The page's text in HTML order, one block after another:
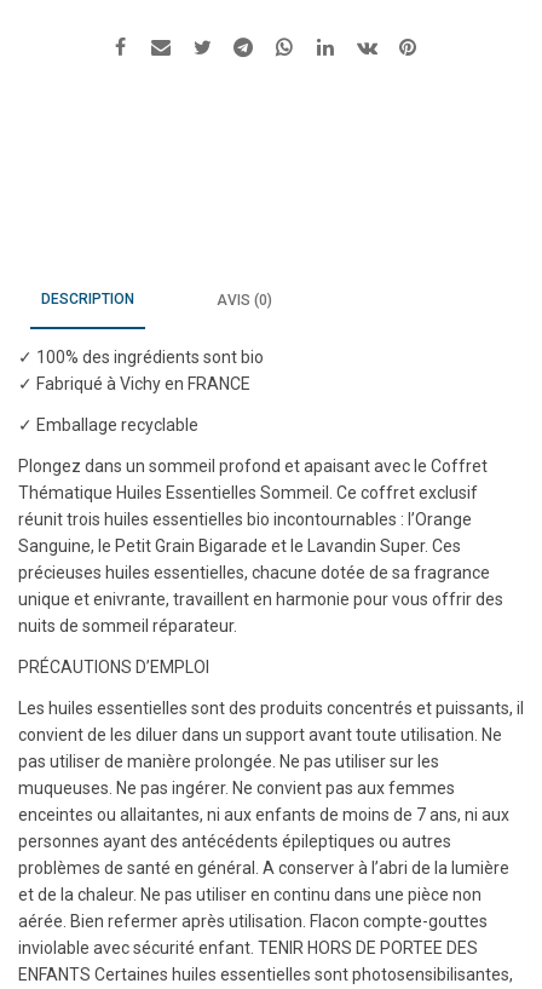
DESCRIPTION AVIS (0)
✓ 100% des ingrédients sont bio
✓ Fabriqué à Vichy en FRANCE
✓ Emballage recyclable
Plongez dans un sommeil profond et apaisant avec le Coffret
Thématique Huiles Essentielles Sommeil. Ce coffret exclusif
réunit trois huiles essentielles bio incontournables : l’Orange
Sanguine, le Petit Grain Bigarade et le Lavandin Super. Ces
précieuses huiles essentielles, chacune dotée de sa fragrance
unique et enivrante, travaillent en harmonie pour vous offrir des
nuits de sommeil réparateur.
PRÉCAUTIONS D’EMPLOI
Les huiles essentielles sont des produits concentrés et puissants, il
convient de les diluer dans un support avant toute utilisation. Ne
pas utiliser de manière prolongée. Ne pas utiliser sur les
muqueuses. Ne pas ingérer. Ne convient pas aux femmes
enceintes ou allaitantes, ni aux enfants de moins de 7 ans, ni aux
personnes ayant des antécédents épileptiques ou autres
problèmes de santé en général. A conserver à l’abri de la lumière
et de la chaleur. Ne pas utiliser en continu dans une pièce non
aérée. Bien refermer après utilisation. Flacon compte-gouttes
inviolable avec sécurité enfant. TENIR HORS DE PORTEE DES
ENFANTS Certaines huiles essentielles sont photosensibilisantes,